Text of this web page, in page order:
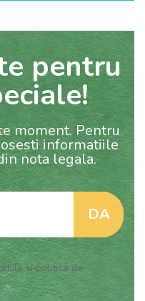
pentru
moment. Pentru
informatiile
nota legala.
si politica de